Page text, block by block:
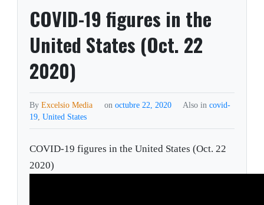
COVID-19 figures in the
United States (Oct. 22
2020)
ByExcelsio Media on octubre 22, 2020 Also in covid-
19,United States
COVID-19 figures in the United States (Oct. 22
2020)